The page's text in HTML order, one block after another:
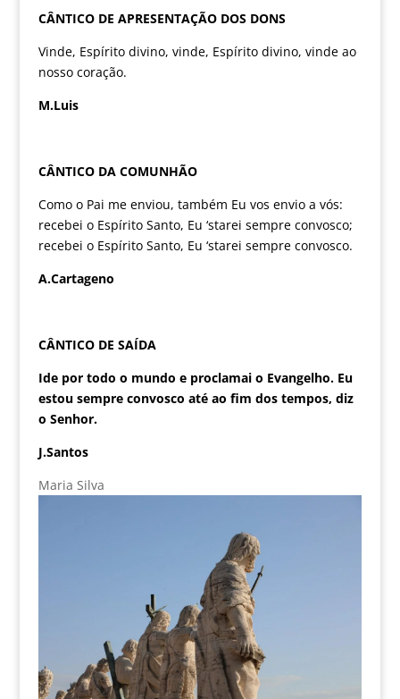
CÂNTICO DE APRESENTAÇÃO DOS DONS
Vinde, Espírito divino, vinde, Espírito divino, vinde ao
nosso coração.
M.Luis
CÂNTICO DA COMUNHÃO
Como o Pai me enviou, também Eu vos envio a vós:
recebei o Espírito Santo, Eu ‘starei sempre convosco;
recebei o Espírito Santo, Eu ‘starei sempre convosco.
A.Cartageno
CÂNTICO DE SAÍDA
Ide por todo o mundo e proclamai o Evangelho. Eu
estou sempre convosco até ao fim dos tempos, diz
o Senhor.
J.Santos
Maria Silva